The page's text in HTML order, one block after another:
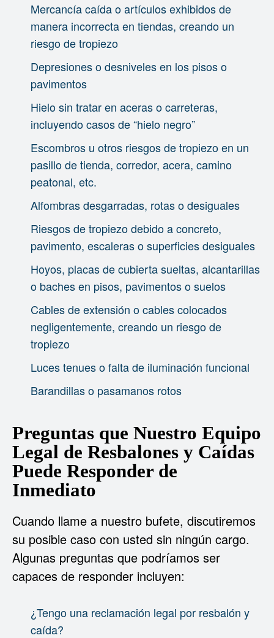
Mercancía caída o artículos exhibidos de
manera incorrecta en tiendas, creando un
riesgo de tropiezo
Depresiones o desniveles en los pisos o
pavimentos
Hielo sin tratar en aceras o carreteras,
incluyendo casos de “hielo negro”
Escombros u otros riesgos de tropiezo en un
pasillo de tienda, corredor, acera, camino
peatonal, etc.
Alfombras desgarradas, rotas o desiguales
Riesgos de tropiezo debido a concreto,
pavimento, escaleras o superficies desiguales
Hoyos, placas de cubierta sueltas, alcantarillas
o baches en pisos, pavimentos o suelos
Cables de extensión o cables colocados
negligentemente, creando un riesgo de
tropiezo
Luces tenues o falta de iluminación funcional
Barandillas o pasamanos rotos
Preguntas que Nuestro Equipo
Legal de Resbalones y Caídas
Puede Responder de
Inmediato
Cuando llame a nuestro bufete, discutiremos
su posible caso con usted sin ningún cargo.
Algunas preguntas que podríamos ser
capaces de responder incluyen:
¿Tengo una reclamación legal por resbalón y
caída?